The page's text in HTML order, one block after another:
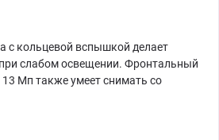
с кольцевой вспышкой делает
слабом освещении. Фронтальный
Мп также умеет снимать со